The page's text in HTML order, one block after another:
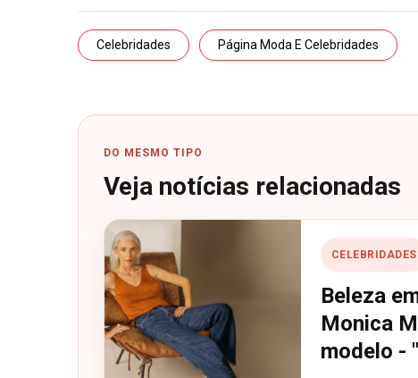
Celebridades Página Moda E Celebridades
DO MESMO TIPO
Veja notícias relacionadas
CELEBRIDADES
Beleza
Monica
modelo -